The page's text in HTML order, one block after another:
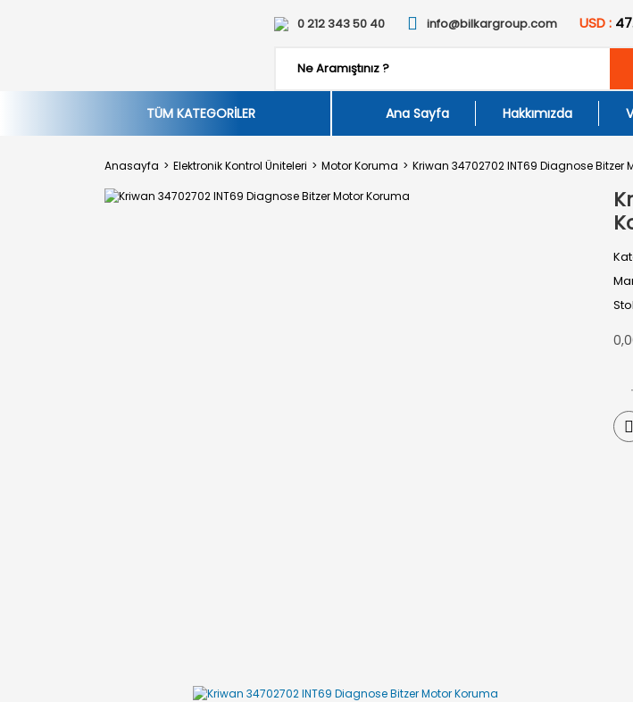
0 212 343 50 40 info@bilkargroup.com USD :
TÜM KATEGORİLER Ana Sayfa Hakkımızda
Anasayfa Elektronik Kontrol Üniteleri Motor Koruma Kriwan 34702702 INT69 Diagnose Bitzer